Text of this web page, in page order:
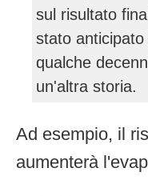
sul risultato
stato
qualche
un'altra storia.
Ad esempio, il
aumenterà